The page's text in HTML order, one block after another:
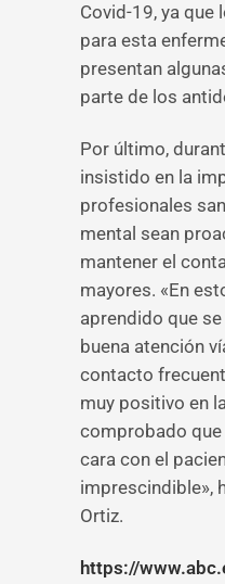
Covid-19, ya
para esta
presentan
parte de los
Por último,
insistido en la
profesionales
mental sean
mantener el
mayores. «En
aprendido que
buena atención
contacto
muy positivo en
comprobado
cara con el
imprescindible»,
Ortiz.
https://